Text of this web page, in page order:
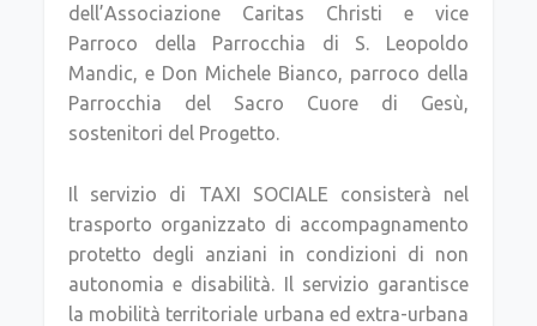
dell’Associazione Caritas Christi e vice
Parroco della Parrocchia di S. Leopoldo
Mandic, e Don Michele Bianco, parroco della
Parrocchia del Sacro Cuore di Gesù,
sostenitori del Progetto.
Il servizio di TAXI SOCIALE consisterà nel
trasporto organizzato di accompagnamento
protetto degli anziani in condizioni di non
autonomia e disabilità. Il servizio garantisce
la mobilità territoriale urbana ed extra-urbana